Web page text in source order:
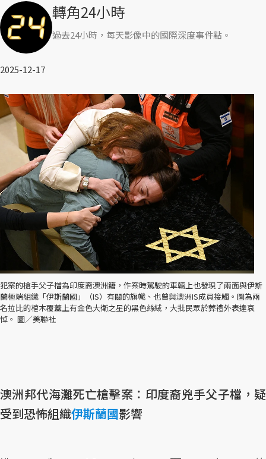
轉角24小時
過去24小時，每天影像中的國際深度事件點。
2025-12-17
犯案的槍手父子檔為印度裔澳洲籍，作案時駕駛的車輛上也發現了兩面與伊斯
蘭極端組織「伊斯蘭國」（IS）有關的旗幟、也曾與澳洲IS成員接觸。圖為兩
名拉比的棺木覆蓋上有金色大衛之星的黑色絲絨，大批民眾於葬禮外表達哀
悼。 圖／美聯社
澳洲邦代海灘死亡槍擊案：印度裔兇手父子檔，疑
受到恐怖組織伊斯蘭國影響